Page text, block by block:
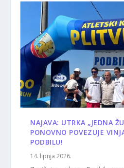
NAJAVA: UTRKA „JEDNA
PONOVNO POVEZUJE
PODBILU!
14. lipnja 2026.